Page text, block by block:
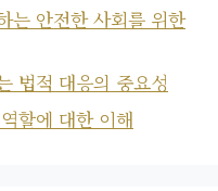
는 안전한 사회를 위한
법적 대응의 중요성
할에 대한 이해